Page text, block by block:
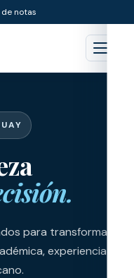
notas
Menú
para transformar
experiencia